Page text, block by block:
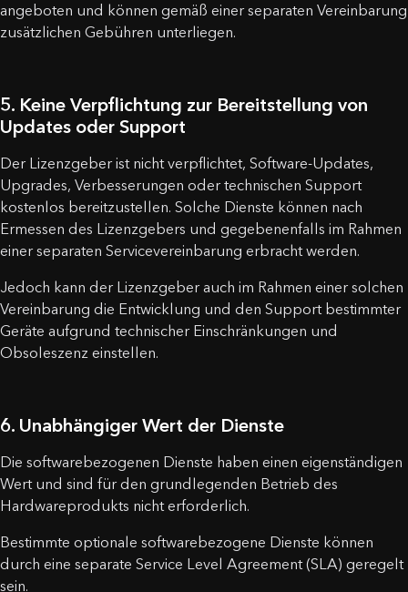
angeboten und können gemäß einer separaten Vereinbarung
zusätzlichen Gebühren unterliegen.
5. Keine Verpflichtung zur Bereitstellung von
Updates oder Support
Der Lizenzgeber ist nicht verpflichtet, Software-Updates,
Upgrades, Verbesserungen oder technischen Support
kostenlos bereitzustellen. Solche Dienste können nach
Ermessen des Lizenzgebers und gegebenenfalls im Rahmen
einer separaten Servicevereinbarung erbracht werden.
Jedoch kann der Lizenzgeber auch im Rahmen einer solchen
Vereinbarung die Entwicklung und den Support bestimmter
Geräte aufgrund technischer Einschränkungen und
Obsoleszenz einstellen.
6. Unabhängiger Wert der Dienste
Die softwarebezogenen Dienste haben einen eigenständigen
Wert und sind für den grundlegenden Betrieb des
Hardwareprodukts nicht erforderlich.
Bestimmte optionale softwarebezogene Dienste können
durch eine separate Service Level Agreement (SLA) geregelt
sein.